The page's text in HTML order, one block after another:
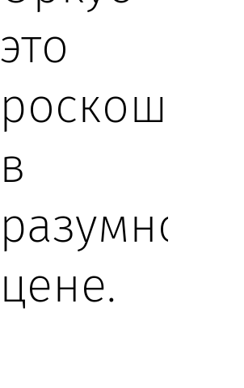
это
роскошь
в
разумной
цене.